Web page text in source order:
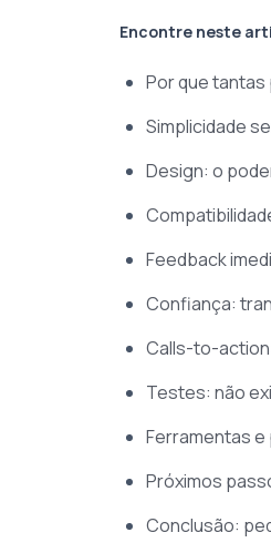
Encontre neste
Por que
Simplicidade
Design: o
Feedback
Confiança:
Calls-to-
Testes: não
Ferramentas
Próximos
Conclusão: